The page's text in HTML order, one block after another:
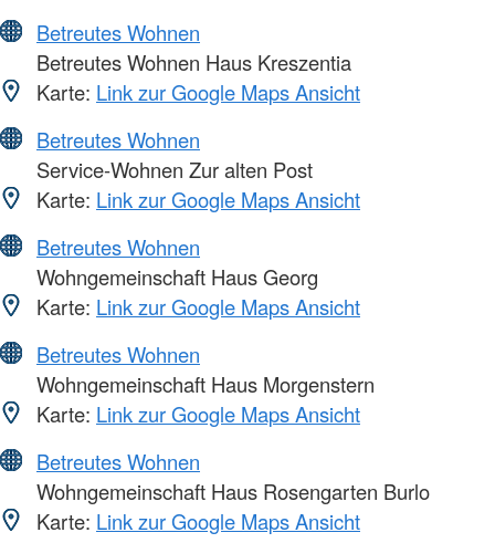
Betreutes Wohnen
Betreutes Wohnen Haus Kreszentia
Karte: Link zur Google Maps Ansicht
Betreutes Wohnen
Service-Wohnen Zur alten Post
Karte: Link zur Google Maps Ansicht
Betreutes Wohnen
Wohngemeinschaft Haus Georg
Karte: Link zur Google Maps Ansicht
Betreutes Wohnen
Wohngemeinschaft Haus Morgenstern
Karte: Link zur Google Maps Ansicht
Betreutes Wohnen
Wohngemeinschaft Haus Rosengarten Burlo
Karte: Link zur Google Maps Ansicht